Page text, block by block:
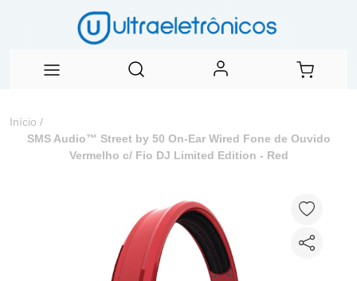
Início /
SMS Audio™ Street by 50 On-Ear Wired Fone de Ouvido
Vermelho c/ Fio DJ Limited Edition - Red